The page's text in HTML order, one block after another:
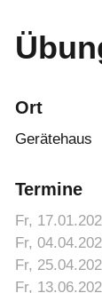
Ort
Gerätehaus
Termine
Fr,
Fr,
Fr,
Fr,